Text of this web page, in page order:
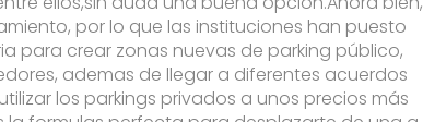
por lo que las instituciones han puesto
para crear zonas nuevas de parking público,
ademas de llegar a diferentes acuerdos
los parkings privados a unos precios más